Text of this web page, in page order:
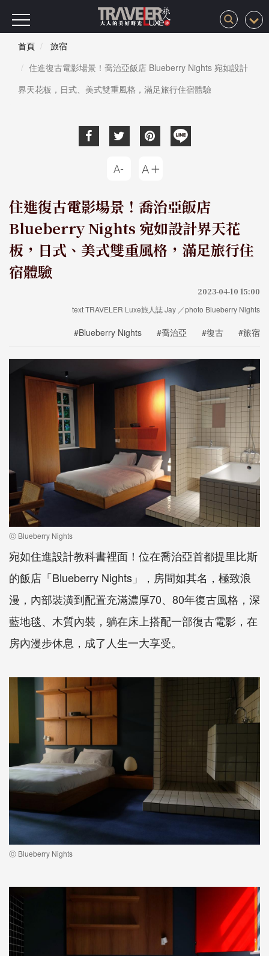
首頁
旅宿
住進復古電影場景！喬治亞飯店 Blueberry Nights 宛如設計
界天花板，日式、美式雙重風格，滿足旅行住宿體驗
住進復古電影場景！喬治亞飯店
Blueberry Nights 宛如設計界天花
板，日式、美式雙重風格，滿足旅行住
宿體驗
2023-04-10 15:00
text TRAVELER Luxe旅人誌 Jay ／photo Blueberry Nights
#Blueberry Nights #喬治亞 #復古 #旅宿
ⓒ Blueberry Nights
宛如住進設計教科書裡面！位在喬治亞首都提里比斯
的飯店「Blueberry Nights」，房間如其名，極致浪
漫，內部裝潢到配置充滿濃厚70、80年復古風格，深
藍地毯、木質內裝，躺在床上搭配一部復古電影，在
房內漫步休息，成了人生一大享受。
ⓒ Blueberry Nights